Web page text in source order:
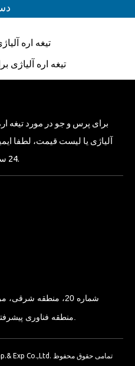
تیغه اره
تیغه اره آلیاژی
برای پرس و جو در مورد تیغه
آلیاژی یا لیست قیمت، لطفا
24 ساعت با شما تماس خواهیم گرفت.
شماره 20، منطقه